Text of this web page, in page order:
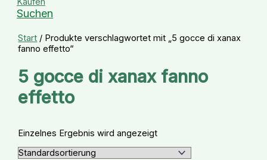
Suchen
Start / Produkte verschlagwortet mit „5 gocce di xanax
fanno effetto“
5 gocce di xanax fanno
effetto
Einzelnes Ergebnis wird angezeigt